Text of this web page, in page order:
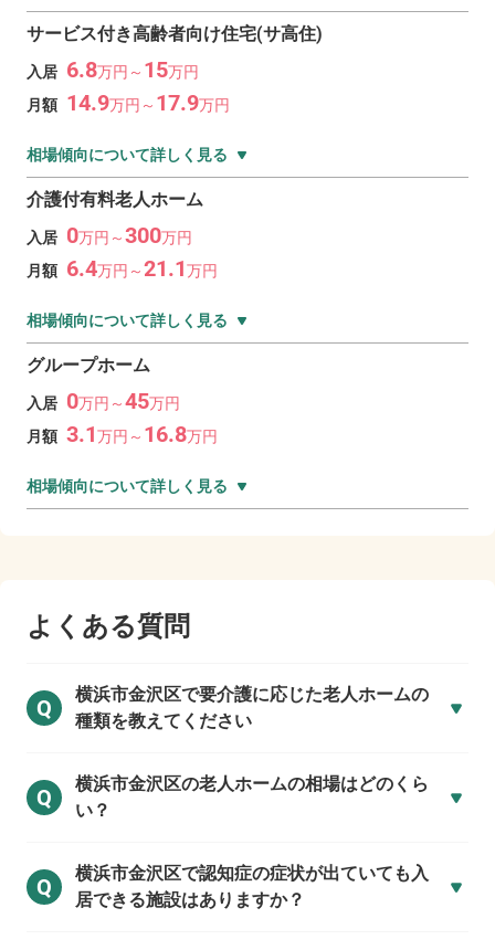
サービス付き高齢者向け住宅(サ高住)
入居 6.8万円～ 15万円
月額 14.9万円～ 17.9万円
相場傾向について詳しく見る
介護付有料老人ホーム
入居 0万円～300万円
月額 6.4万円～21.1万円
相場傾向について詳しく見る
グループホーム
入居 0万円～45万円
月額 3.1万円～ 16.8万円
相場傾向について詳しく見る
よくある質問
Q
横浜市金沢区で要介護に応じた老人ホームの
種類を教えてください
Q
横浜市金沢区の老人ホームの相場はどのくら
い？
Q
横浜市金沢区で認知症の症状が出ていても入
居できる施設はありますか？